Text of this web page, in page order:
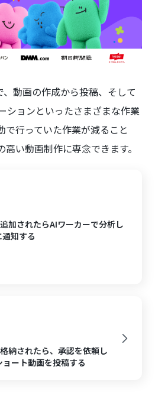
動画の作成から投稿、そして
ションといったさまざまな作業
で行っていた作業が減ること
い動画制作に専念できます。
加されたらAIワーカーで分析し
知する
納されたら、承認を依頼し
ート動画を投稿する